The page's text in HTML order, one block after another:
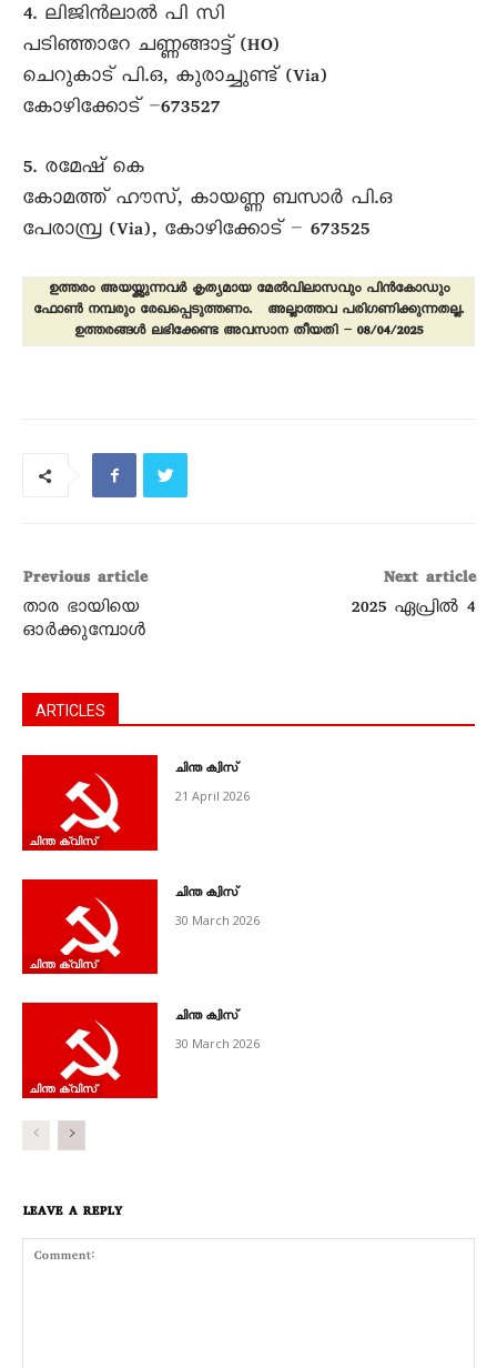
4. ലിജിൻലാൽ പി സി
പടിഞ്ഞാറേ ചണ്ണങ്ങാട്ട് (HO)
ചെറുകാട് പി.ഒ, കുരാച്ചുണ്ട് (Via)
കോഴിക്കോട് –673527
5. രമേഷ് കെ
കോമത്ത് ഹൗസ്, കായണ്ണ ബസാർ പി.ഒ
പേരാമ്പ്ര (Via), കോഴിക്കോട് – 673525
ഉത്തരം അയയ്ക്കുന്നവർ കൃത്യമായ മേൽവിലാസവും പിൻകോഡും
ഫോൺ നമ്പരും രേഖപ്പെടുത്തണം. അല്ലാത്തവ പരിഗണിക്കുന്നതല്ല.
ഉത്തരങ്ങൾ ലഭിക്കേണ്ട അവസാന തീയതി – 08/04/2025
Previous article
താര ഭായിയെ
ഓർക്കുമ്പോൾ
Next article
2025 ഏപ്രിൽ 4
ARTICLES
ചിന്ത ക്വിസ്‌
ചിന്ത ക്വിസ്‌
21 April 2026
ചിന്ത ക്വിസ്‌
ചിന്ത ക്വിസ്
30 March 2026
ചിന്ത ക്വിസ്‌
ചിന്ത ക്വിസ്
30 March 2026
LEAVE A REPLY